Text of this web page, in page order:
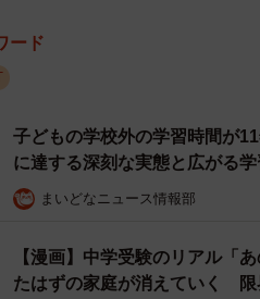
ード
子どもの学校外の学習時間が
に達する深刻な実態と広がる
まいどなニュース情報部
【漫画】中学受験のリアル「
たはずの家庭が消えていく 限